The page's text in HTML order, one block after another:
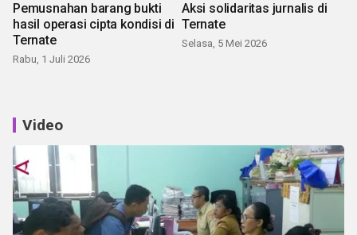
Pemusnahan barang bukti
hasil operasi cipta kondisi di
Ternate
Rabu, 1 Juli 2026
Aksi solidaritas jurnalis di
Ternate
Selasa, 5 Mei 2026
Video